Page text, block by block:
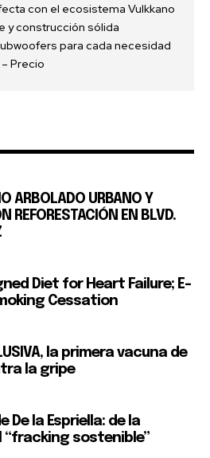
con el ecosistema Vulkkano
y construcción sólida
para cada necesidad
– Precio
ARBOLADO URBANO Y
REFORESTACIÓN EN BLVD.
Diet for Heart Failure; E-
Cessation
la primera vacuna de
la gripe
De la Espriella: de la
“fracking sostenible”